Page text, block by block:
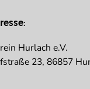
Hurlach e.V.
23, 86857